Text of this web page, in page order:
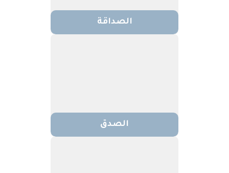
الصداقة
الصدق